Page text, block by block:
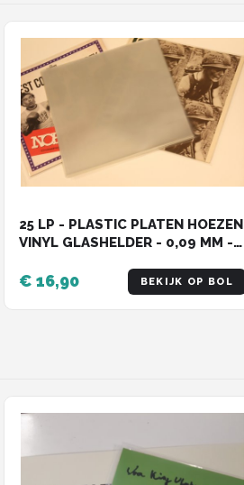
25 LP - PLASTIC PLATEN HOEZEN
VINYL GLASHELDER - 0,09 MM -
Buitenhoes
€ 16,90 BEKIJK OP BOL